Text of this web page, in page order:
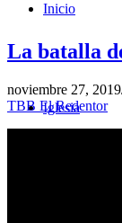
Inicio
Iglesia
La batalla
noviembre 27, 2019
TBB El Redentor